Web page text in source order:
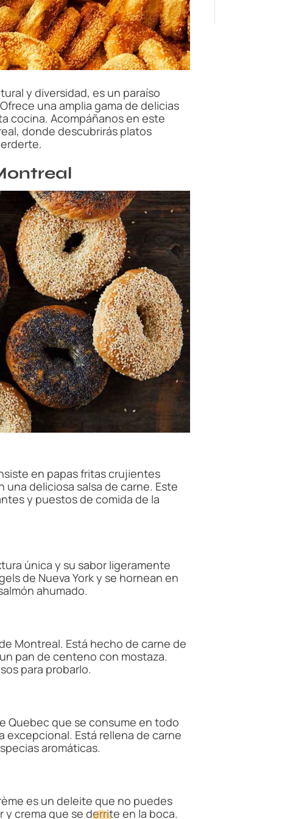
y diversidad, es un paraíso
una amplia gama de delicias
cocina. Acompáñanos en este
donde descubrirás platos
en papas fritas crujientes
deliciosa salsa de carne. Este
y puestos de comida de la
única y su sabor ligeramente
de Nueva York y se hornean en
ahumado.
Montreal. Está hecho de carne de
pan de centeno con mostaza.
para probarlo.
Quebec que se consume en todo
excepcional. Está rellena de carne
aromáticas.
es un deleite que no puedes
crema que se derrite en la boca.